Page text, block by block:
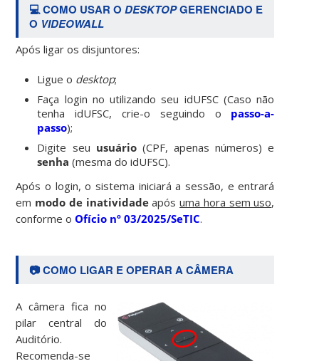
💻 COMO USAR ODESKTOPGERENCIADO E
O VIDEOWALL
Após ligar os disjuntores:
Ligue o desktop;
Faça login no utilizando seu idUFSC (Caso não
tenha idUFSC, crie-o seguindo o passo-a-
passo);
Digite seu usuário(CPF, apenas números) e
senha (mesma do idUFSC).
Após o login, o sistema iniciará a sessão, e entrará
em modo de inatividadeapósuma hora sem uso,
conforme oOfício nº 03/2025/SeTIC.
📷 COMO LIGAR E OPERAR A CÂMERA
A câmera fica no
pilar central do
Auditório.
Recomenda-se